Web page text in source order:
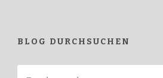
BLOG DURCHSUCHEN